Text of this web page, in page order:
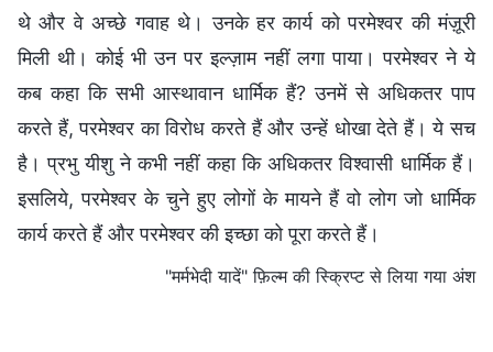
थे और वे अच्छे गवाह थे। उनके हर कार्य को परमेश्वर की मंज़ूरी
मिली थी। कोई भी उन पर इल्ज़ाम नहीं लगा पाया। परमेश्वर ने ये
कब कहा कि सभी आस्थावान धार्मिक हैं? उनमें से अधिकतर पाप
करते हैं, परमेश्वर का विरोध करते हैं और उन्हें धोखा देते हैं। ये सच
है। प्रभु यीशु ने कभी नहीं कहा कि अधिकतर विश्वासी धार्मिक हैं।
इसलिये, परमेश्वर के चुने हुए लोगों के मायने हैं वो लोग जो धार्मिक
कार्य करते हैं और परमेश्वर की इच्छा को पूरा करते हैं।
"मर्मभेदी यादें" फ़िल्म की स्क्रिप्ट से लिया गया अंश